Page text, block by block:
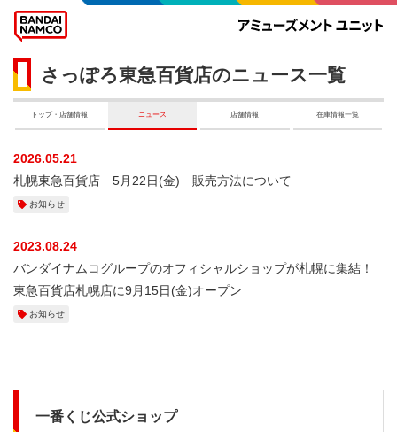
さっぽろ東急百貨店のニュース一覧
トップ・店舗情報 ニュース 店舗情報 在庫情報一覧
2026.05.21
札幌東急百貨店 5月22日(金) 販売方法について
お知らせ
2023.08.24
バンダイナムコグループのオフィシャルショップが札幌に集結！
東急百貨店札幌店に9月15日(金)オープン
お知らせ
一番くじ公式ショップ